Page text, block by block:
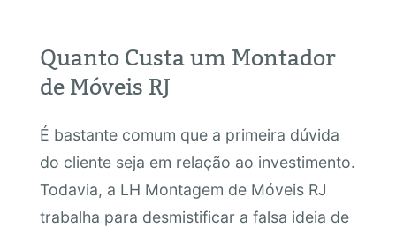
Quanto Custa um Montador
de Móveis RJ
É bastante comum que a primeira dúvida
do cliente seja em relação ao investimento.
Todavia, a LH Montagem de Móveis RJ
trabalha para desmistificar a falsa ideia de